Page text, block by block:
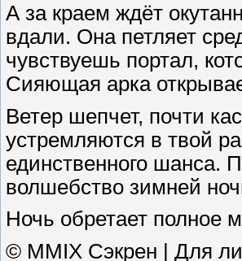
А за краем ждёт
вдали. Она петляет
чувствуешь портал,
Сияющая арка
Ветер шепчет, почти
устремляются в твой
единственного шанса.
волшебство зимней
Ночь обретает полное
© MMIX Сэкрен | Для